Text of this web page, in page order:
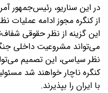
در این سناریو، رئیس‌جمهور
از کنگره مجوز ادامه عملیات
این گزینه از نظر حقوقی
می‌تواند مشروعیت داخلی جنگ
نظر سیاسی، این تصمیم
کنگره ناچار خواهند شد
با ایران را بپذیرند.